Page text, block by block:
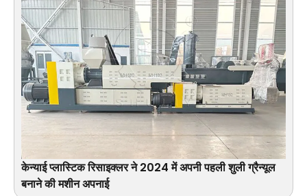
केन्याई प्लास्टिक रिसाइक्लर ने 2024 में अपनी पहली शुली ग्रैन्यूल
बनाने की मशीन अपनाई